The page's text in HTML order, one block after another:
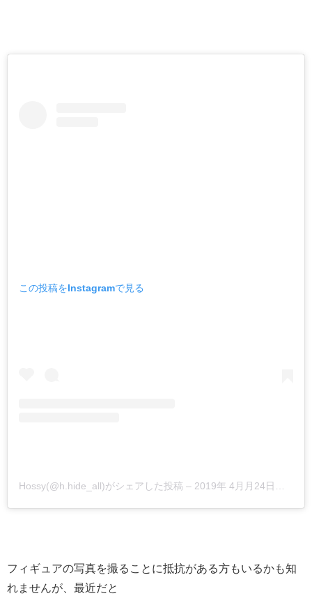
この投稿をInstagramで見る
Hossy(@h.hide_all)がシェアした投稿 – 2019年 4月月24日午後4時07分PDT
フィギュアの写真を撮ることに抵抗がある方もいるかも知
れませんが、最近だと